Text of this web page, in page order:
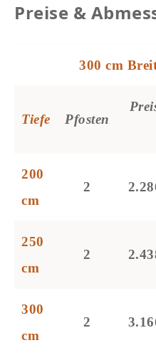
Preise &
300 cm
Tiefe Pfosten
200
cm
2
250
cm
2
300
cm
2